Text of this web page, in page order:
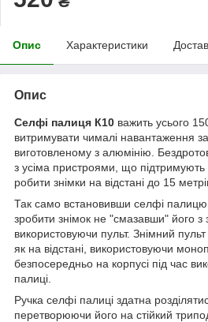
Опис Характеристики
Опис
Селфі палиця К10 важить усього
витримувати чималі навантаження
виготовленому з алюмінію.
з усіма пристроями, що підтримують
робити знімки на відстані до 15
Так само встановивши селфі
зробити знімок не "смазавши" його з
використовуючи пульт. Знімний
як на відстані, використовуючи
безпосередньо на корпусі під час
палиці.
Ручка селфі палиці здатна
перетворюючи його на стійкий